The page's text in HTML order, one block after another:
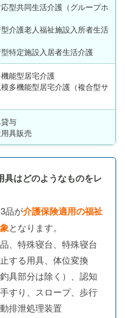
応型共同生活介護（グループホ
型介護老人福祉施設入所者生活
型特定施設入居者生活介護
機能型居宅介護
模多機能型居宅介護（複合型サ
貸与
具販売
具はどのようなものをレ
品が介護保険適用の福祉
となります。
、特殊寝台、特殊寝台
する用具、体位変換
具部分は除く）、認知
すり、スロープ、歩行
排泄処理装置